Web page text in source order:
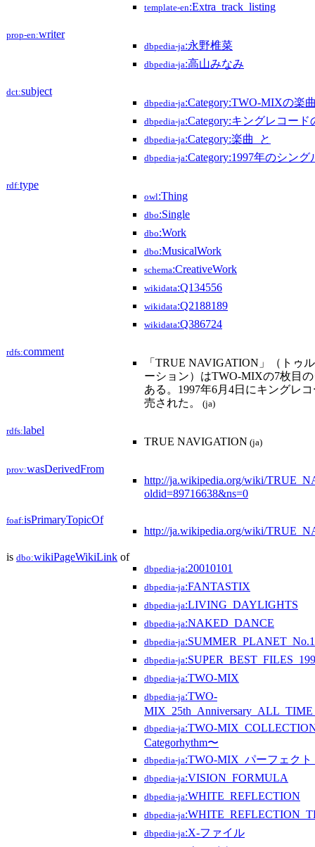
template-en:Extra_track_listing
prop-en:writer
dbpedia-ja:永野椎菜
dbpedia-ja:高山みなみ
dct:subject
dbpedia-ja:Category:TWO-MIXの楽
dbpedia-ja:Category:キングレコード
dbpedia-ja:Category:楽曲_と
dbpedia-ja:Category:1997年のシング
rdf:type
owl:Thing
dbo:Single
dbo:Work
dbo:MusicalWork
schema:CreativeWork
wikidata:Q134556
wikidata:Q2188189
wikidata:Q386724
rdfs:comment
「TRUE NAVIGATION」（トゥ
ーション）はTWO-MIXの7枚目
ある。1997年6月4日にキングレ
売された。
(ja)
rdfs:label
TRUE NAVIGATION (ja)
prov:wasDerivedFrom
http://ja.wikipedia.org/wiki/
oldid=89716638&ns=0
foaf:isPrimaryTopicOf
http://ja.wikipedia.org/wiki/
is dbo:wikiPageWikiLink of
dbpedia-ja:20010101
dbpedia-ja:FANTASTIX
dbpedia-ja:LIVING_DAYLIGHTS
dbpedia-ja:NAKED_DANCE
dbpedia-ja:SUMMER_PLANET_No.1
dbpedia-ja
dbpedia-ja:TWO-MIX
dbpedia-ja:TWO-
dbpedia-ja:TWO-
Categorhythm〜
dbpedia-ja:TWO-MIX_パーフェク
dbpedia-ja:VISION_FORMULA
dbpedia-ja:WHITE_REFLECTION
dbpedia-ja
dbpedia-ja:X-ファイル